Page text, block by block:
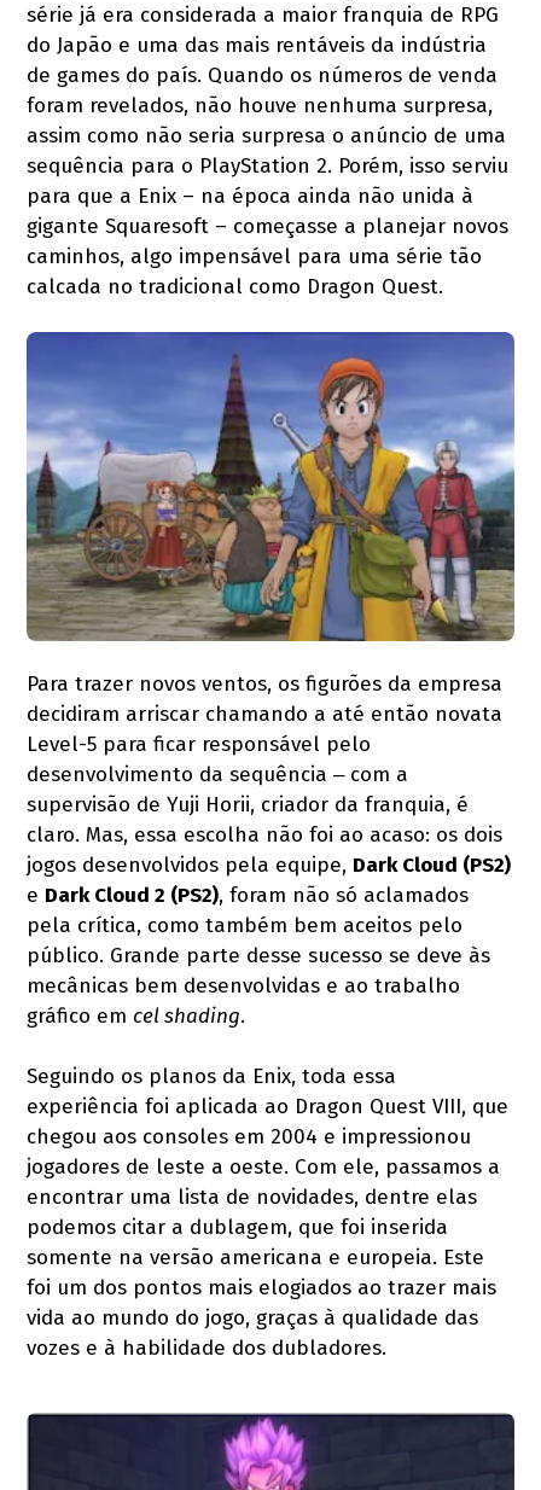
série já era considerada a maior franquia de RPG
do Japão e uma das mais rentáveis da indústria
de games do país. Quando os números de venda
foram revelados, não houve nenhuma surpresa,
assim como não seria surpresa o anúncio de uma
sequência para o PlayStation 2. Porém, isso serviu
para que a Enix – na época ainda não unida à
gigante Squaresoft – começasse a planejar novos
caminhos, algo impensável para uma série tão
calcada no tradicional como Dragon Quest.
Para trazer novos ventos, os figurões da empresa
decidiram arriscar chamando a até então novata
Level-5 para ficar responsável pelo
desenvolvimento da sequência ‒ com a
supervisão de Yuji Horii, criador da franquia, é
claro. Mas, essa escolha não foi ao acaso: os dois
jogos desenvolvidos pela equipe, Dark Cloud (PS2)
e Dark Cloud 2 (PS2), foram não só aclamados
pela crítica, como também bem aceitos pelo
público. Grande parte desse sucesso se deve às
mecânicas bem desenvolvidas e ao trabalho
gráfico em cel shading.
Seguindo os planos da Enix, toda essa
experiência foi aplicada ao Dragon Quest VIII, que
chegou aos consoles em 2004 e impressionou
jogadores de leste a oeste. Com ele, passamos a
encontrar uma lista de novidades, dentre elas
podemos citar a dublagem, que foi inserida
somente na versão americana e europeia. Este
foi um dos pontos mais elogiados ao trazer mais
vida ao mundo do jogo, graças à qualidade das
vozes e à habilidade dos dubladores.